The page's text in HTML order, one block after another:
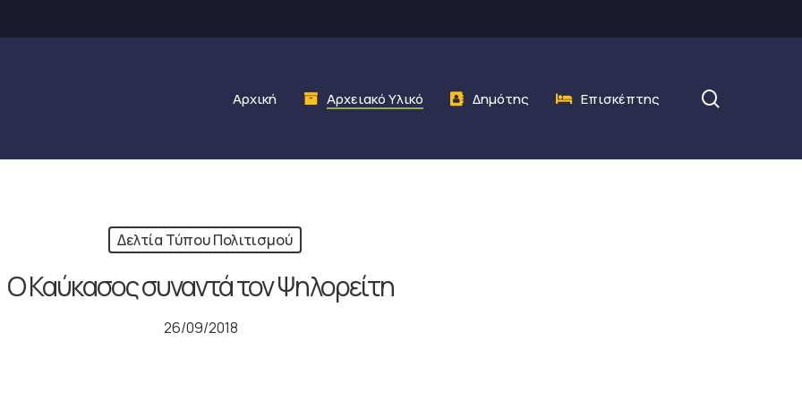
Αρχική Αρχειακό Υλικό Δημότης Επισκέπτης
Δελτία Τύπου Πολιτισμού
Ο Καύκασος συναντά τον Ψηλορείτη
26/09/2018